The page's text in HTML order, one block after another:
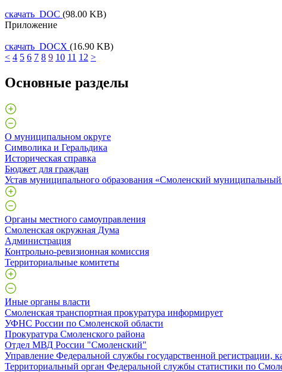
скачать DOC (98.00 KB)
Приложение
скачать DOCX (16.90 KB)
< 4 5 6 7 8 9 10 11 12 >
Основные разделы
О муниципальном округе
Символика и Геральдика
Историческая справка
Бюджет для граждан
Устав муниципального образования «Смоленский
Органы местного самоуправления
Смоленская окружная Дума
Администрация
Контрольно-ревизионная комиссия
Территориальные комитеты
Иные органы власти
Смоленская транспортная прокуратура информирует
УФНС России по Смоленской области
Прокуратура Смоленского района
Отдел МВД России "Смоленский"
Управление Федеральной службы государственной регистрации,
Территориальный орган Федеральной службы статистики по